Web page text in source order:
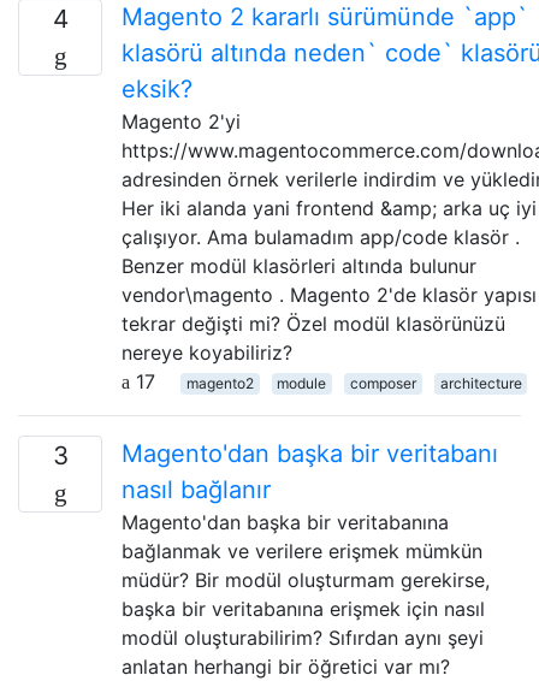
4
Magento 2 kararlı sürümünde `app`
klasörü altında neden` ​​code`
eksik?
Magento 2'yi
https://www.magentocommerce.com/
adresinden örnek verilerle indirdim ve
Her iki alanda yani frontend &amp; arka uç iyi
çalışıyor. Ama bulamadım app/code klasör .
Benzer modül klasörleri altında bulunur
vendor\magento . Magento 2'de klasör yapısı
tekrar değişti mi? Özel modül klasörünüzü
nereye koyabiliriz?
17
magento2 module composer architecture
3
Magento'dan başka bir veritabanı
nasıl bağlanır
Magento'dan başka bir veritabanına
bağlanmak ve verilere erişmek mümkün
müdür? Bir modül oluşturmam gerekirse,
başka bir veritabanına erişmek için nasıl
modül oluşturabilirim? Sıfırdan aynı şeyi
anlatan herhangi bir öğretici var mı?